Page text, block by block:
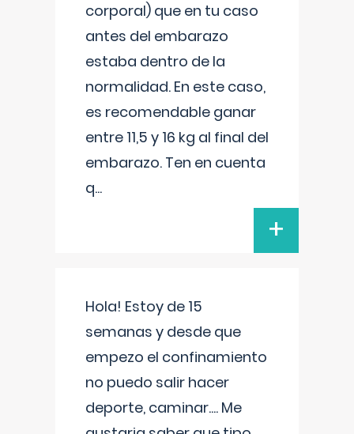
corporal) que en tu caso
antes del embarazo
estaba dentro de la
normalidad. En este caso,
es recomendable ganar
entre 11,5 y 16 kg al final del
embarazo. Ten en cuenta
q...
+
Hola! Estoy de 15
semanas y desde que
empezo el confinamiento
no puedo salir hacer
deporte, caminar.... Me